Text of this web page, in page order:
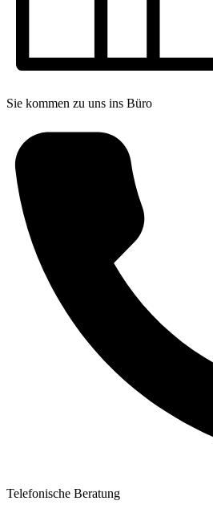
Sie kommen zu uns ins Büro
Telefonische Beratung